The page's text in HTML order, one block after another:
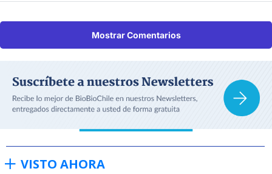
Mostrar Comentarios
VISTO AHORA